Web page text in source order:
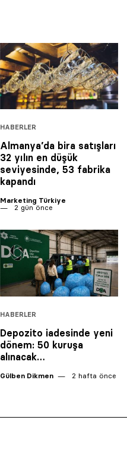
HABERLER
Almanya’da bira satışları
32 yılın en düşük
seviyesinde, 53 fabrika
kapandı
Marketing Türkiye
2 gün önce
HABERLER
Depozito iadesinde yeni
dönem: 50 kuruşa
alınacak…
Gülben Dikmen 2 hafta önce